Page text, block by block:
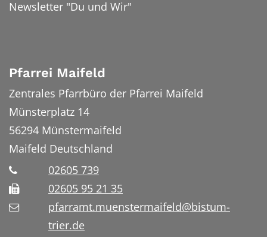
Newsletter "Du und Wir"
Pfarrei Maifeld
Zentrales Pfarrbüro der Pfarrei Maifeld
Münsterplatz 14
56294 Münstermaifeld
Maifeld Deutschland
02605 739
02605 95 21 35
pfarramt.muenstermaifeld@bistum-
trier.de